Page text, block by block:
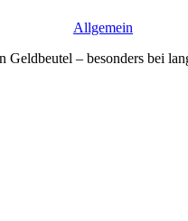
Allgemein
Geldbeutel – besonders bei